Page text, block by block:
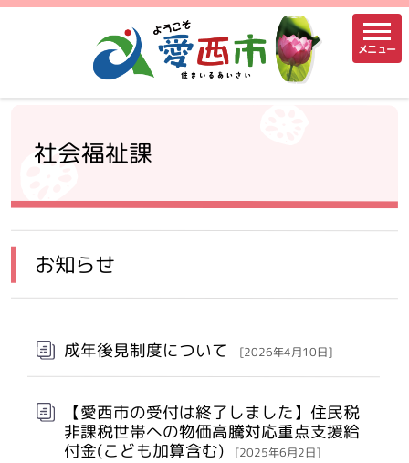
メニュー
社会福祉課
お知らせ
成年後見制度について [2026年4月10日]
【愛西市の受付は終了しました】住民税
非課税世帯への物価高騰対応重点支援給
付金(こども加算含む) [2025年6月2日]